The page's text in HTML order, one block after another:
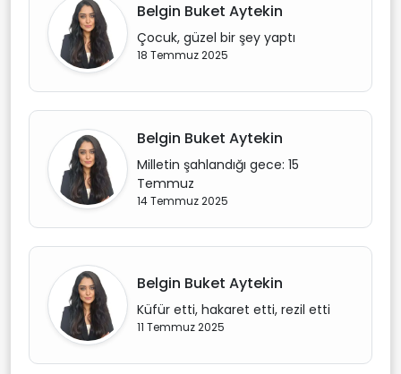
Belgin Buket Aytekin
Çocuk, güzel bir şey yaptı
18 Temmuz 2025
Belgin Buket Aytekin
Milletin şahlandığı gece: 15
Temmuz
14 Temmuz 2025
Belgin Buket Aytekin
Küfür etti, hakaret etti, rezil etti
11 Temmuz 2025